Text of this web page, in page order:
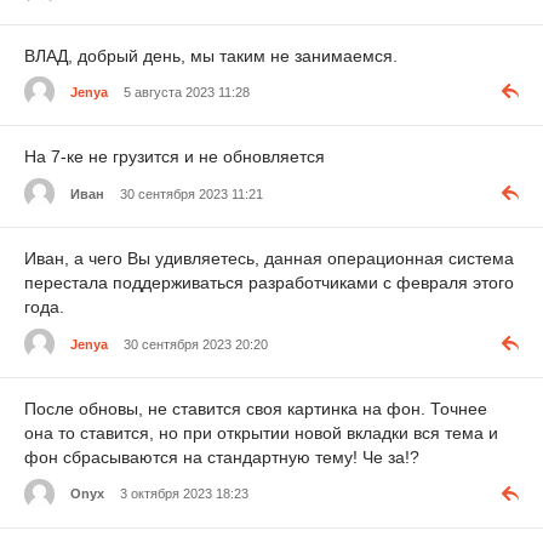
ВЛАД, добрый день, мы таким не занимаемся.
Jenya 5 августа 2023 11:28
На 7-ке не грузится и не обновляется
Иван 30 сентября 2023 11:21
Иван, а чего Вы удивляетесь, данная операционная система
перестала поддерживаться разработчиками с февраля этого
года.
Jenya 30 сентября 2023 20:20
После обновы, не ставится своя картинка на фон. Точнее
она то ставится, но при открытии новой вкладки вся тема и
фон сбрасываются на стандартную тему! Че за!?
Onyx 3 октября 2023 18:23